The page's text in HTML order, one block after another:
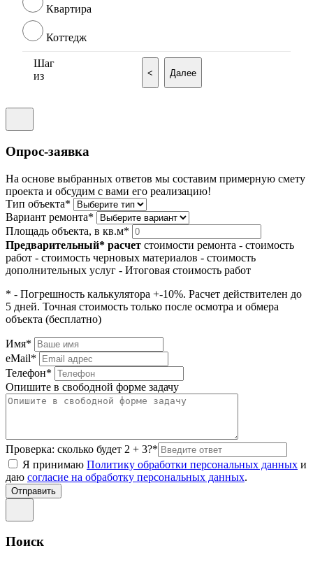
Квартира
Коттедж
Шаг
из
< Далее
Опрос-заявка
На основе выбранных ответов мы составим примерную смету
проекта и обсудим с вами его реализацию!
Тип объекта*
Вариант ремонта*
Площадь объекта, в кв.м*
Предварительный* расчет стоимости ремонта - стоимость
работ - стоимость черновых материалов - стоимость
дополнительных услуг - Итоговая стоимость работ
* - Погрешность калькулятора +-10%. Расчет действителен до
5 дней. Точная стоимость только после осмотра и обмера
объекта (бесплатно)
Имя*
eMail*
Телефон*
Опишите в свободной форме задачу
Проверка: сколько будет 2 + 3?*
Я принимаю Политику обработки персональных данных и
даю согласие на обработку персональных данных.
Поиск